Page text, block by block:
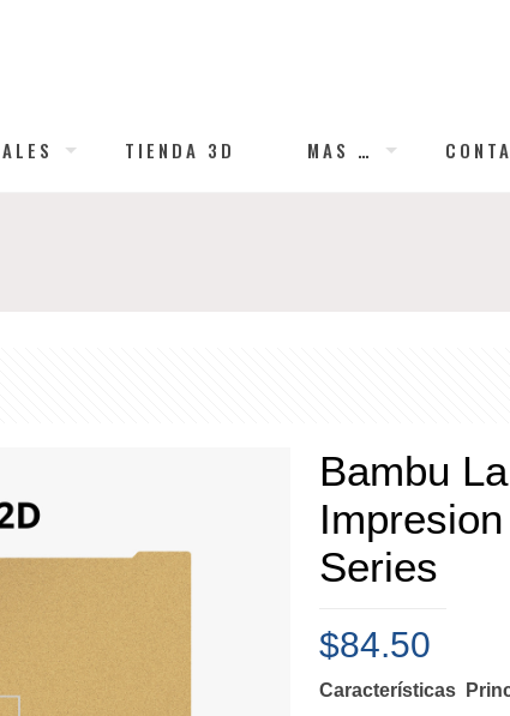
TIENDA 3D MAS …
Bambu
Series
$84.50
Características